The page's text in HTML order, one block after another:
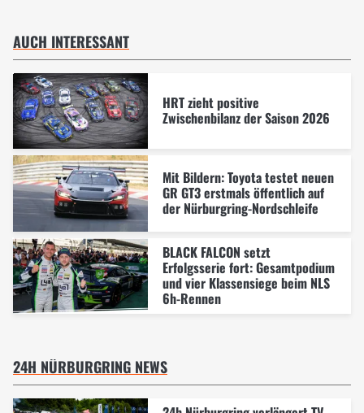
AUCH INTERESSANT
HRT zieht positive
Zwischenbilanz der Saison 2026
Mit Bildern: Toyota testet neuen
GR GT3 erstmals öffentlich auf
der Nürburgring-Nordschleife
BLACK FALCON setzt
Erfolgsserie fort: Gesamtpodium
und vier Klassensiege beim NLS
6h-Rennen
24H NÜRBURGRING NEWS